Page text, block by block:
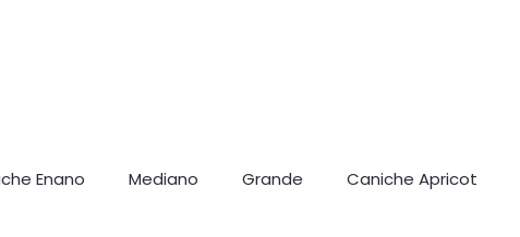
Enano Mediano Grande Caniche Apricot